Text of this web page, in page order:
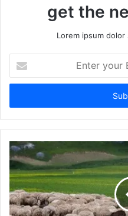
get the
Lorem ipsum
your
Email